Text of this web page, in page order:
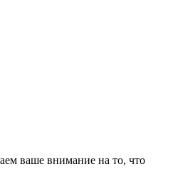
ваше внимание на то, что